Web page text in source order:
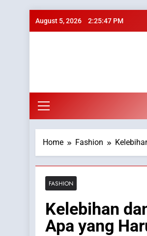
August 5, 2026 2:25:49 PM
Home Fashion
FASHION
Kelebihan
Apa yang